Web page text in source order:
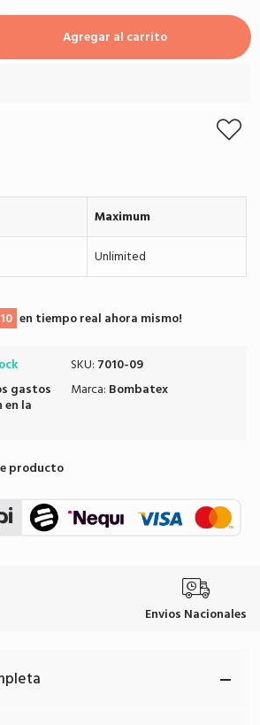
10 en tiempo real ahora mismo!
gastos
en la
SKU: 7010-09
Marca: Bombatex
Agregar al carrito
Maximum
Unlimited
producto
Envios Nacionales